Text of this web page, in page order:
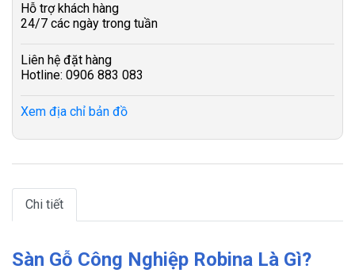
Hỗ trợ khách hàng
24/7 các ngày trong tuần
Liên hệ đặt hàng
Hotline: 0906 883 083
Xem địa chỉ bản đồ
Chi tiết
Sàn Gỗ Công Nghiệp Robina Là Gì?